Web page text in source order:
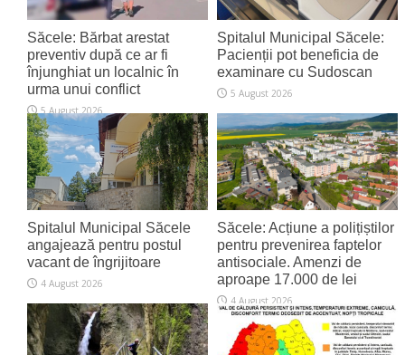
Săcele: Bărbat arestat
preventiv după ce ar fi
înjunghiat un localnic în
urma unui conflict
5 August 2026
Spitalul Municipal Săcele:
Pacienții pot beneficia de
examinare cu Sudoscan
5 August 2026
Spitalul Municipal Săcele
angajează pentru postul
vacant de îngrijitoare
4 August 2026
Săcele: Acțiune a polițiștilor
pentru prevenirea faptelor
antisociale. Amenzi de
aproape 17.000 de lei
4 August 2026